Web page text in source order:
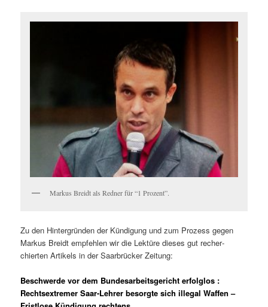
Markus Brei­dt als Red­ner für “1 Prozent”.
Zu den Hin­ter­grün­den der Kündi­gung und zum Prozess gegen
Markus Brei­dt empfehlen wir die Lek­türe dieses gut recher­
chierten Artikels in der Saar­brück­er Zeitung:
Beschwerde vor dem Bundesarbeitsgericht erfolglos :
Rechtsextremer Saar-Lehrer besorgte sich illegal Waffen –